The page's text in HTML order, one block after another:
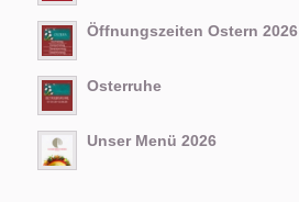
Öffnungszeiten Ostern 2026
Osterruhe
Unser Menü 2026